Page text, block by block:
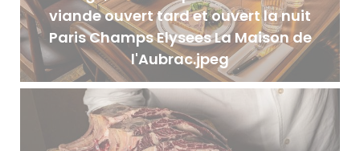
viande ouvert tard et ouvert la nuit
Paris Champs Elysees La Maison de
l'Aubrac.jpeg